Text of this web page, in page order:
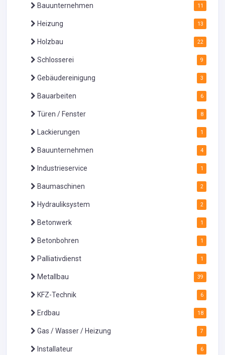
Bauunternehmen 11
Heizung 13
Holzbau 22
Schlosserei 9
Gebäudereinigung 3
Bauarbeiten 6
Türen / Fenster 8
Lackierungen 1
Bauunternehmen 4
Industrieservice 1
Baumaschinen 2
Hydrauliksystem 2
Betonwerk 1
Betonbohren 1
Palliativdienst 1
Metallbau 39
KFZ-Technik 6
Erdbau 18
Gas / Wasser / Heizung 7
Installateur 6